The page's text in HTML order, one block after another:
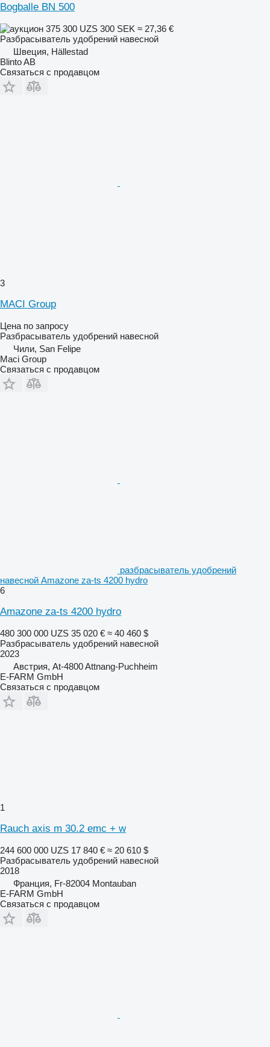
Bogballe BN 500
375 300 UZS 300 SEK ≈ 27,36 €
Разбрасыватель удобрений навесной
Швеция, Hällestad
Blinto AB
Связаться с продавцом
3
MACI Group
Цена по запросу
Разбрасыватель удобрений навесной
Чили, San Felipe
Maci Group
Связаться с продавцом
разбрасыватель удобрений
навесной Amazone za-ts 4200 hydro
6
Amazone za-ts 4200 hydro
480 300 000 UZS 35 020 € ≈ 40 460 $
Разбрасыватель удобрений навесной
2023
Австрия, At-4800 Attnang-Puchheim
E-FARM GmbH
Связаться с продавцом
1
Rauch axis m 30.2 emc + w
244 600 000 UZS 17 840 € ≈ 20 610 $
Разбрасыватель удобрений навесной
2018
Франция, Fr-82004 Montauban
E-FARM GmbH
Связаться с продавцом